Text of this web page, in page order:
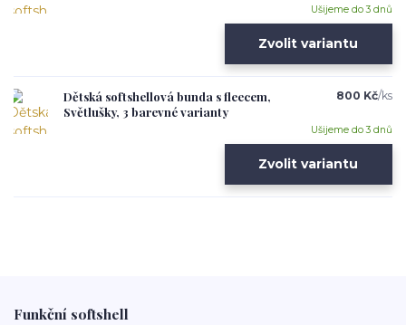
Ušijeme do 3 dnů
Zvolit variantu
Dětská softshellová bunda s fleecem,
Světlušky, 3 barevné varianty
800 Kč/ks
Ušijeme do 3 dnů
Zvolit variantu
Funkční softshell